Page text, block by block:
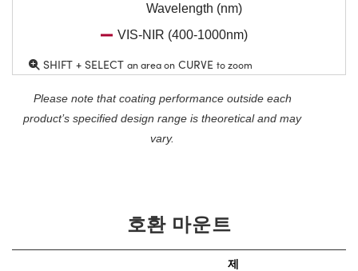
Wavelength (nm)
VIS-NIR (400-1000nm)
SHIFT + SELECT an area on CURVE to zoom
Please note that coating performance outside each
product’s specified design range is theoretical and may
vary.
호환 마운트
제